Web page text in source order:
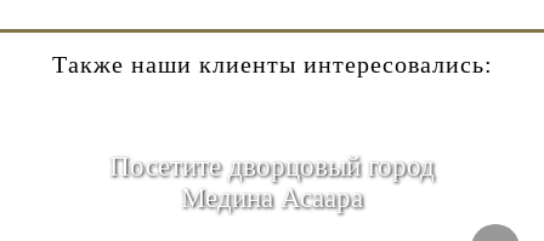
Также наши клиенты интересовались:
Посетите дворцовый город
Медина Асаара